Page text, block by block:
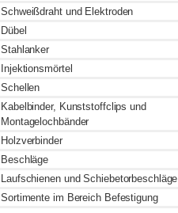
Schweißdraht und Elektroden
Dübel
Stahlanker
Injektionsmörtel
Schellen
Kabelbinder, Kunststoffclips und
Montagelochbänder
Holzverbinder
Beschläge
Laufschienen und Schiebetorbeschläge
Sortimente im Bereich Befestigung